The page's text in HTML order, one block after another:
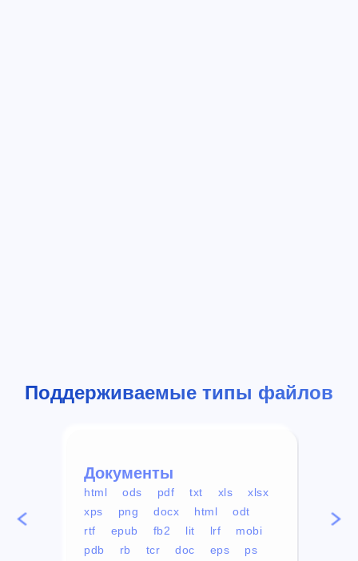
Поддерживаемые типы файлов
Документы
html ods pdf txt xls
xlsx
xps
png docx html
odt
rtf
epub fb2 lit lrf
mobi
pdb
rb tcr doc eps
ps
mp4